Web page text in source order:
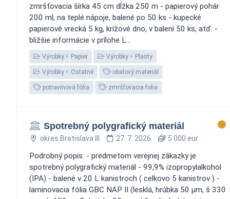
zmršťovacia šírka 45 cm dĺžka 250 m - papierový pohár
200 ml, na teplé nápoje, balené po 50 ks - kupecké
papierové vrecká 5 kg, krížové dno, v balení 50 ks, atď. -
bližšie informácie v prílohe L...
Výrobky Papier Výrobky Plasty
Výrobky Ostatné obalový materiál
potravinová fólia zmršťovacia folia
Spotrebný polygrafický materiál
okres Bratislava III 27. 7. 2026 5 000 eur
Podrobný popis: - predmetom verejnej zákazky je
spotrebný polygrafický materiál - 99,9% izopropylalkohol
(IPA) - balené v 20 L kanistroch ( celkovo 5 kanistrov ) -
laminovacia fólia GBC NAP II (lesklá, hrúbka 50 µm, š 330